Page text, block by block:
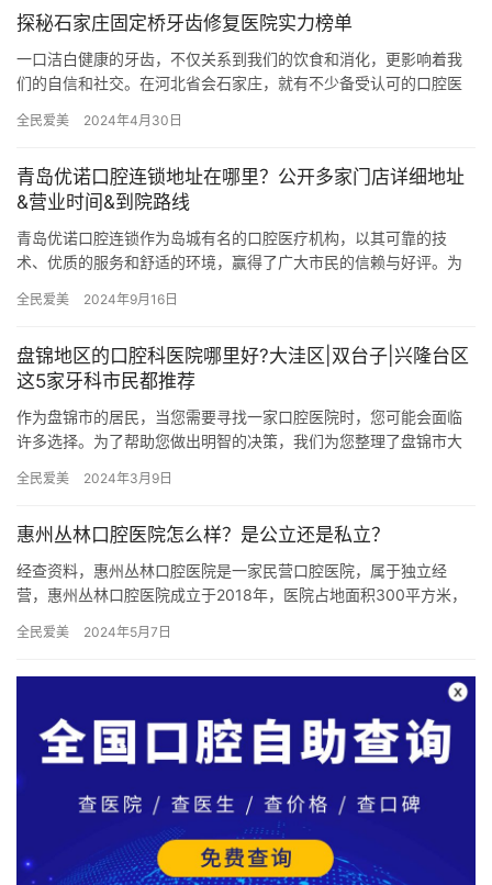
探秘石家庄固定桥牙齿修复医院实力榜单
一口洁白健康的牙齿，不仅关系到我们的饮食和消化，更影响着我
们的自信和社交。在河北省会石家庄，就有不少备受认可的口腔医
大市民…
全民爱美 2024年4月30日
青岛优诺口腔连锁地址在哪里？公开多家门店详细地址
&营业时间&到院路线
青岛优诺口腔连锁作为岛城有名的口腔医疗机构，以其可靠的技
术、优质的服务和舒适的环境，赢得了广大市民的信赖与好评。为
了市南、…
全民爱美 2024年9月16日
盘锦地区的口腔科医院哪里好?大洼区|双台子|兴隆台区
这5家牙科市民都推荐
作为盘锦市的居民，当您需要寻找一家口腔医院时，您可能会面临
许多选择。为了帮助您做出明智的决策，我们为您整理了盘锦市大
些医…
全民爱美 2024年3月9日
惠州丛林口腔医院怎么样？是公立还是私立？
经查资料，惠州丛林口腔医院是一家民营口腔医院，属于独立经
营，惠州丛林口腔医院成立于2018年，医院占地面积300平方米，
牙、…
全民爱美 2024年5月7日